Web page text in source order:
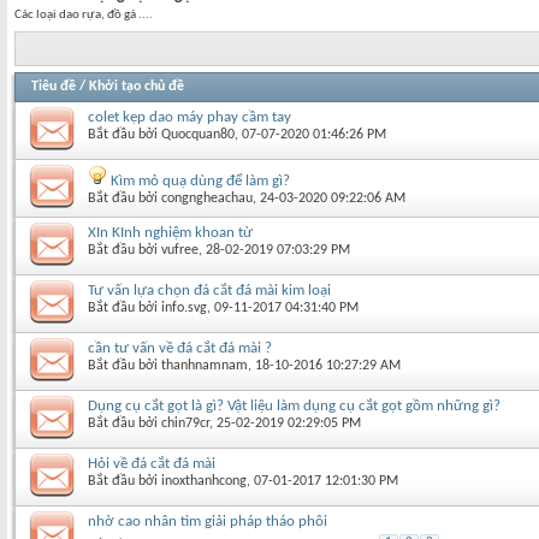
Các loại dao rựa, đồ gá ....
Tiêu đề / Khởi tạo chủ đề
colet kẹp dao máy phay cầm tay
Bắt đầu bởi Quocquan80‎, 07-07-2020 01:46:26 PM
Kìm mỏ quạ dùng để làm gì?
Bắt đầu bởi congngheachau‎, 24-03-2020 09:22:06 AM
XIn KInh nghiệm khoan từ
Bắt đầu bởi vufree‎, 28-02-2019 07:03:29 PM
Tư vấn lựa chọn đá cắt đá mài kim loại
Bắt đầu bởi info.svg‎, 09-11-2017 04:31:40 PM
cần tư vấn về đá cắt đá mài ?
Bắt đầu bởi thanhnamnam‎, 18-10-2016 10:27:29 AM
Dụng cụ cắt gọt là gì? Vật liệu làm dụng cụ cắt gọt gồm những gì?
Bắt đầu bởi chin79cr‎, 25-02-2019 02:29:05 PM
Hỏi về đá cắt đá mài
Bắt đầu bởi inoxthanhcong‎, 07-01-2017 12:01:30 PM
nhờ cao nhân tìm giải pháp tháo phôi